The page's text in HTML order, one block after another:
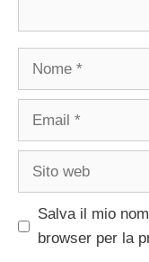
Nome
Email
Sito
Salva il mio
browser per la